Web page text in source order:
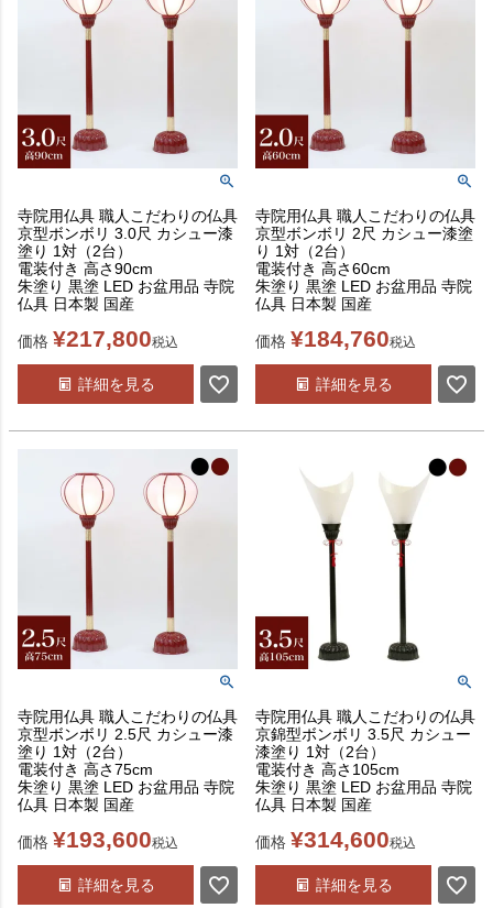
寺院用仏具 職人こだわりの仏具
京型ボンボリ 3.0尺 カシュー漆
塗り 1対（2台）
電装付き 高さ90cm
朱塗り 黒塗 LED お盆用品 寺院
仏具 日本製 国産
価格 ¥217,800税込
詳細を見る
寺院用仏具 職人こだわりの仏具
京型ボンボリ 2尺 カシュー漆塗
り 1対（2台）
電装付き 高さ60cm
朱塗り 黒塗 LED お盆用品 寺院
仏具 日本製 国産
価格 ¥184,760税込
詳細を見る
寺院用仏具 職人こだわりの仏具
京型ボンボリ 2.5尺 カシュー漆
塗り 1対（2台）
電装付き 高さ75cm
朱塗り 黒塗 LED お盆用品 寺院
仏具 日本製 国産
価格 ¥193,600税込
詳細を見る
寺院用仏具 職人こだわりの仏具
京錦型ボンボリ 3.5尺 カシュー
漆塗り 1対（2台）
電装付き 高さ105cm
朱塗り 黒塗 LED お盆用品 寺院
仏具 日本製 国産
価格 ¥314,600税込
詳細を見る